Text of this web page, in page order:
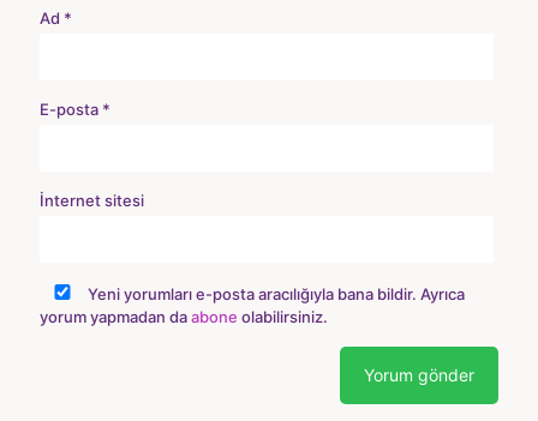
Ad *
E-posta *
İnternet sitesi
Yeni yorumları e-posta aracılığıyla bana bildir. Ayrıca
yorum yapmadan daabone olabilirsiniz.